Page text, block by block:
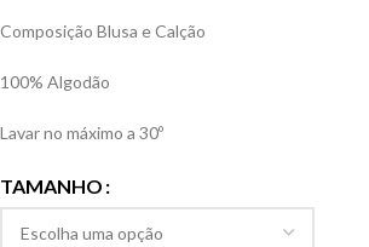
Composição Blusa e Calção
100% Algodão
Lavar no máximo a 30º
TAMANHO